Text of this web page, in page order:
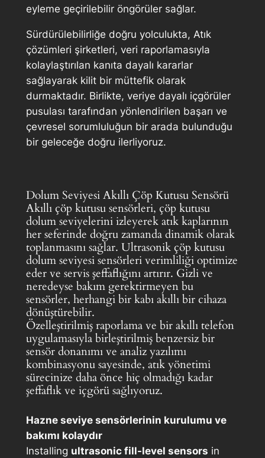
eyleme geçirilebilir öngörüler sağlar.
Sürdürülebilirliğe doğru yolculukta, Atık
çözümleri şirketleri, veri raporlamasıyla
kolaylaştırılan kanıta dayalı kararlar
sağlayarak kilit bir müttefik olarak
durmaktadır. Birlikte, veriye dayalı içgörüler
pusulası tarafından yönlendirilen başarı ve
çevresel sorumluluğun bir arada bulunduğu
bir geleceğe doğru ilerliyoruz.
Dolum Seviyesi Akıllı Çöp Kutusu Sensörü
Akıllı çöp kutusu sensörleri, çöp kutusu
dolum seviyelerini izleyerek atık kaplarının
her seferinde doğru zamanda dinamik olarak
toplanmasını sağlar. Ultrasonik çöp kutusu
dolum seviyesi sensörleri verimliliği optimize
eder ve servis şeffaflığını artırır. Gizli ve
neredeyse bakım gerektirmeyen bu
sensörler, herhangi bir kabı akıllı bir cihaza
dönüştürebilir.
Özelleştirilmiş raporlama ve bir akıllı telefon
uygulamasıyla birleştirilmiş benzersiz bir
sensör donanımı ve analiz yazılımı
kombinasyonu sayesinde, atık yönetimi
sürecinize daha önce hiç olmadığı kadar
şeffaflık ve içgörü sağlıyoruz.
Hazne seviye sensörlerinin kurulumu ve
bakımı kolaydır
Installing ultrasonic fill-level sensors in